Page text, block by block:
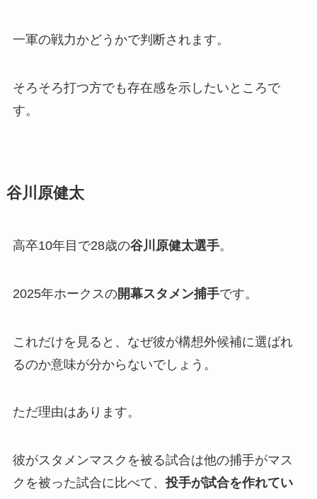
一軍の戦力かどうかで判断されます。
そろそろ打つ方でも存在感を示したいところで
す。
谷川原健太
高卒10年目で28歳の谷川原健太選手。
2025年ホークスの開幕スタメン捕手です。
これだけを見ると、なぜ彼が構想外候補に選ばれ
るのか意味が分からないでしょう。
ただ理由はあります。
彼がスタメンマスクを被る試合は他の捕手がマス
クを被った試合に比べて、 投手が試合を作れてい